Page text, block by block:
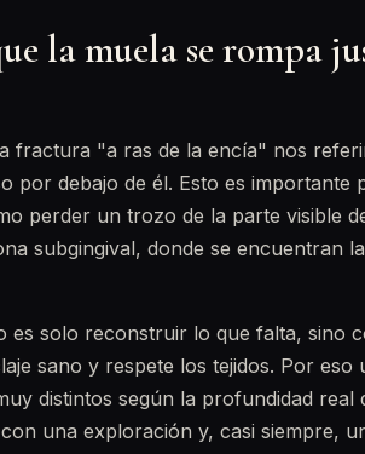
la muela se rompa
fractura "a ras de la encía" nos
por debajo de él. Esto es importante
perder un trozo de la parte visible
subgingival, donde se encuentran
es solo reconstruir lo que falta, sino
sano y respete los tejidos. Por eso
distintos según la profundidad real
una exploración y, casi siempre,